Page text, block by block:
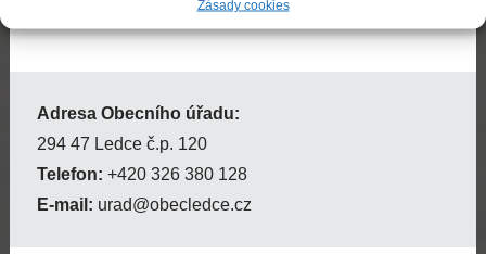
Zásady cookies
Adresa Obecního úřadu:
294 47 Ledce č.p. 120
Telefon: +420 326 380 128
E-mail: urad@obecledce.cz